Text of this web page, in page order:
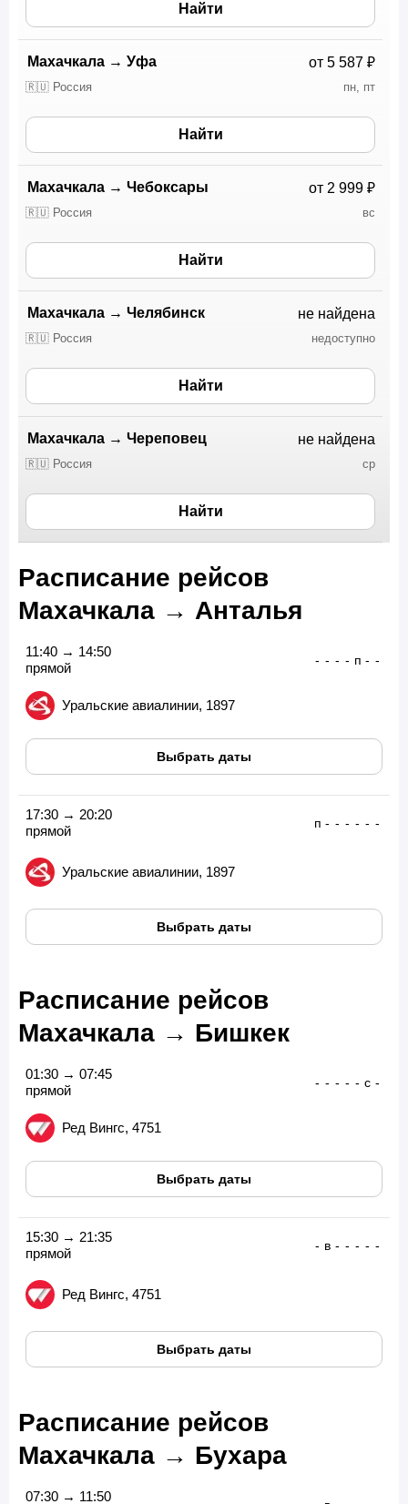
Найти
Махачкала → Уфа
🇷🇺 Россия пн, пт
от 5 587 ₽
Найти
Махачкала → Чебоксары
🇷🇺 Россия вс
от 2 999 ₽
Найти
Махачкала → Челябинск
🇷🇺 Россия недоступно
не найдена
Найти
Махачкала → Череповец
🇷🇺 Россия ср
не найдена
Найти
Расписание рейсов
Махачкала → Анталья
11:40 → 14:50
прямой
Уральские авиалинии, 1897
- - - - п - -
Выбрать даты
17:30 → 20:20
прямой
Уральские авиалинии, 1897
п - - - - - -
Выбрать даты
Расписание рейсов
Махачкала → Бишкек
01:30 → 07:45
прямой
Ред Вингс, 4751
- - - - - с -
Выбрать даты
15:30 → 21:35
прямой
Ред Вингс, 4751
- в - - - - -
Выбрать даты
Расписание рейсов
Махачкала → Бухара
07:30 → 11:50